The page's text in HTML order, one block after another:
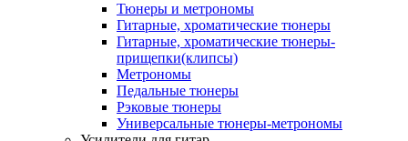
Тюнеры и метрономы
Гитарные, хроматические тюнеры
Гитарные, хроматические тюнеры-
прищепки(клипсы)
Метрономы
Педальные тюнеры
Рэковые тюнеры
Универсальные тюнеры-метрономы